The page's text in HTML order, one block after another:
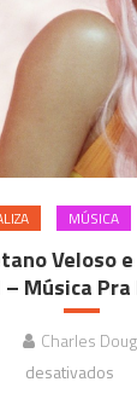
MÚSICA
Veloso
Música Pra
Charles
desativados